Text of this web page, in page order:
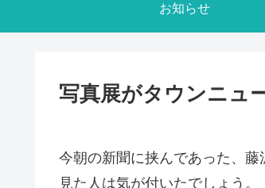
お知らせ
写真展がタウンニュ
今朝の新聞に挟んであった、藤
見た人は気が付いたでしょう。